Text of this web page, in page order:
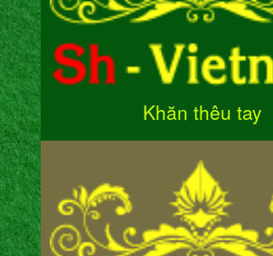
Khăn thêu tay